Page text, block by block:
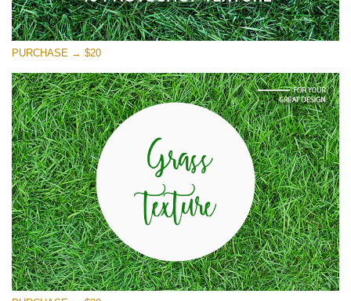
Large 6000*4000px
Tải xuống miễn phí
PURCHASE → $20